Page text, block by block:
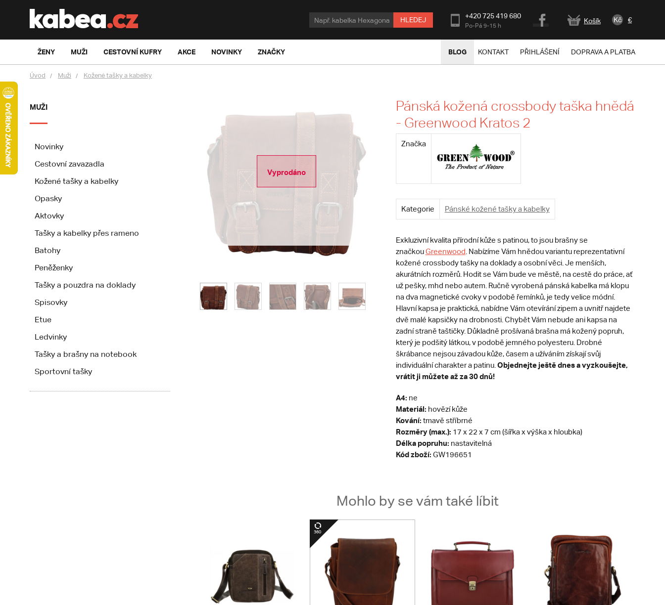
HLEDEJ +420 725 419 680
Po-Pá 9-15 h
Košík Kč €
ŽENY MUŽI CESTOVNÍ KUFRY AKCE NOVINKY ZNAČKY BLOG KONTAKT PŘIHLÁŠENÍ DOPRAVA A PLATBA
Úvod Muži Kožené tašky a kabelky
MUŽI
Novinky
Cestovní zavazadla
Kožené tašky a kabelky
Opasky
Aktovky
Tašky a kabelky přes rameno
Batohy
Peněženky
Tašky a pouzdra na doklady
Spisovky
Etue
Ledvinky
Tašky a brašny na notebook
Sportovní tašky
Vyprodáno
Pánská kožená crossbody taška hnědá
- Greenwood Kratos 2
Značka
Kategorie Pánské kožené tašky a kabelky
Exkluzivní kvalita přírodní kůže s patinou, to jsou brašny se
značkouGreenwood . Nabízíme Vám hnědou variantu reprezentativní
kožené crossbody tašky na doklady a osobní věci. Je menších,
akurátních rozměrů. Hodit se Vám bude ve městě, na cestě do práce, ať
už pešky, mhd nebo autem. Ručně vyrobená pánská kabelka má klopu
na dva magnetické cvoky v podobě řemínků, je tedy velice módní.
Hlavní kapsa je praktická, nabídne Vám otevírání zipem a uvnitř najdete
dvě malé kapsičky na drobnosti. Chybět Vám nebude ani kapsa na
zadní straně taštičky. Důkladně prošívaná brašna má kožený popruh,
který je podšitý látkou, v podobě jemného polyesteru. Drobné
škrábance nejsou závadou kůže, časem a užíváním získají svůj
individuální charakter a patinu​. Objednejte ještě dnes a vyzkoušejte,
vrátit ji můžete až za 30 dnů!
A4: ne
Materiál: hovězí kůže
Kování: tmavě stříbrné
Rozměry (max.): 17 x 22 x 7 cm (šířka x výška x hloubka)
Délka popruhu: nastavitelná
Kód zboží: GW196651
Mohlo by se vám také líbit